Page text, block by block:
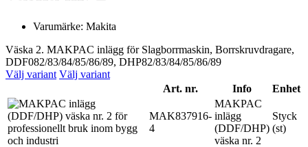
Varumärke: Makita
Väska 2. MAKPAC inlägg för Slagborrmaskin, Borrskruvdragare,
DDF082/83/84/85/86/89, DHP82/83/84/85/86/89
Välj variant Välj variant
Art. nr.
Info Enhet
MAK837916-
4
MAKPAC
inlägg
(DDF/DHP)
väska nr. 2
Styck
(st)